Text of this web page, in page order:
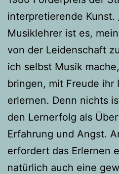
interpretierende Kunst.
Musiklehrer ist es,
von der Leidenschaft
ich selbst Musik
bringen, mit Freude ihr
erlernen. Denn nichts
den Lernerfolg als
Erfahrung und Angst.
erfordert das Erlernen
natürlich auch eine